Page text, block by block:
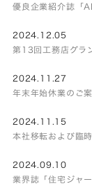
優良企業紹介誌「
2024.12.05
第13回工務店グラ
2024.11.27
年末年始休業のご
2024.11.15
本社移転および臨
2024.09.10
業界誌「住宅ジャ